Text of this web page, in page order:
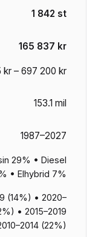
1 842 st
165 837 kr
kr – 697 200 kr
153.1 mil
1987–2027
29% • Diesel
• Elhybrid 7%
(14%) • 2020–
• 2015–2019
(22%)